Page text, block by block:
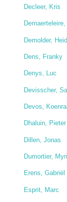
Decleer, Kris
Demolder,
Dens, Franky
Denys, Luc
Devisscher,
Devos,
Dhaluin, Pieter
Dillen, Jonas
Dumortier,
Erens, Gabriël
Esprit, Marc